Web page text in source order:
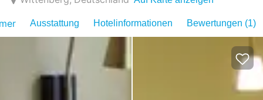
Ausstattung Hotelinformationen Bewertungen (1)